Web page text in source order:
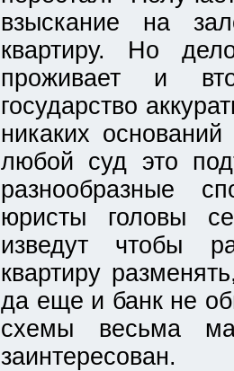
взыскание на
квартиру. Но
проживает и
государство
никаких
любой суд это
разнообразные
юристы головы
изведут чтобы
квартиру
да еще и банк не
схемы весьма
заинтересован.